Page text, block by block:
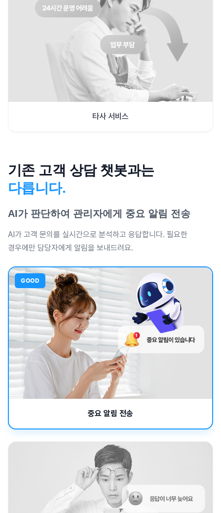
타사 서비스
기존 고객 상담 챗봇과는
다릅니다.
AI가 판단하여 관리자에게 중요 알림 전송
AI가 고객 문의를 실시간으로 분석하고 응답합니다. 필요한
경우에만 담당자에게 알림을 보내드려요.
중요 알림 전송